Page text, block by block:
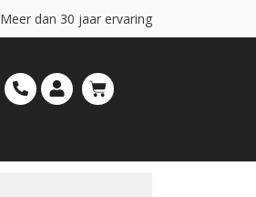
Meer dan 30 jaar ervaring